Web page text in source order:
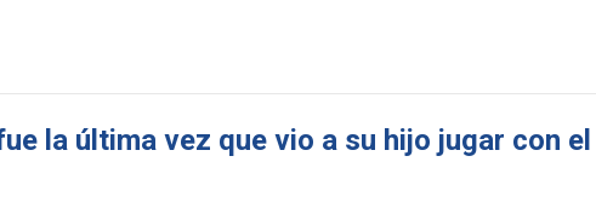
la última vez que vio a su hijo jugar con el